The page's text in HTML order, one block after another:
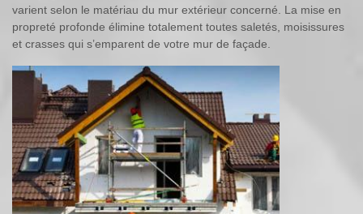
varient selon le matériau du mur extérieur concerné. La mise en
propreté profonde élimine totalement toutes saletés, moisissures
et crasses qui s’emparent de votre mur de façade.